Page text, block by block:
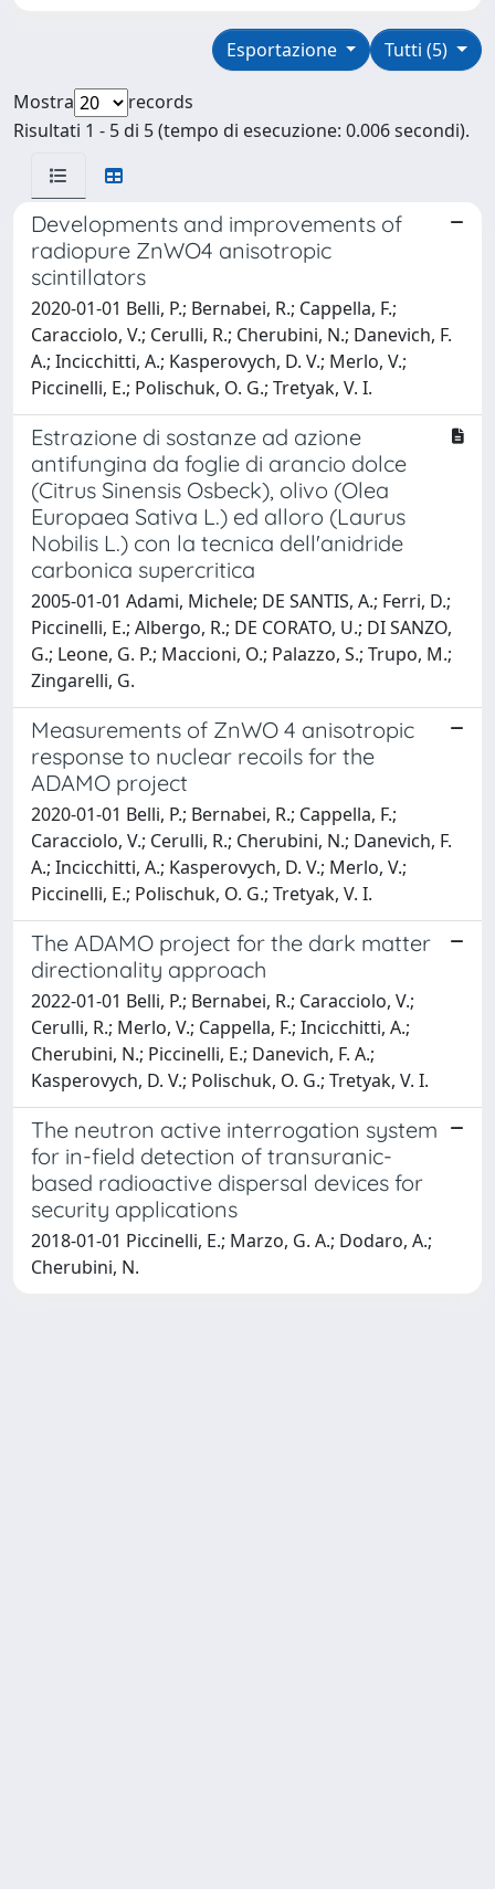
Tutti (5)
Esportazione
Mostra
records
Risultati 1 - 5 di 5 (tempo di esecuzione: 0.006 secondi).
Developments and improvements of
radiopure ZnWO4 anisotropic
scintillators
2020-01-01 Belli, P.; Bernabei, R.; Cappella, F.;
Caracciolo, V.; Cerulli, R.; Cherubini, N.; Danevich, F.
A.; Incicchitti, A.; Kasperovych, D. V.; Merlo, V.;
Piccinelli, E.; Polischuk, O. G.; Tretyak, V. I.
Estrazione di sostanze ad azione
antifungina da foglie di arancio dolce
(Citrus Sinensis Osbeck), olivo (Olea
Europaea Sativa L.) ed alloro (Laurus
Nobilis L.) con la tecnica dell'anidride
carbonica supercritica
2005-01-01 Adami, Michele; DE SANTIS, A.; Ferri, D.;
Piccinelli, E.; Albergo, R.; DE CORATO, U.; DI SANZO,
G.; Leone, G. P.; Maccioni, O.; Palazzo, S.; Trupo, M.;
Zingarelli, G.
Measurements of ZnWO 4 anisotropic
response to nuclear recoils for the
ADAMO project
2020-01-01 Belli, P.; Bernabei, R.; Cappella, F.;
Caracciolo, V.; Cerulli, R.; Cherubini, N.; Danevich, F.
A.; Incicchitti, A.; Kasperovych, D. V.; Merlo, V.;
Piccinelli, E.; Polischuk, O. G.; Tretyak, V. I.
The ADAMO project for the dark matter
directionality approach
2022-01-01 Belli, P.; Bernabei, R.; Caracciolo, V.;
Cerulli, R.; Merlo, V.; Cappella, F.; Incicchitti, A.;
Cherubini, N.; Piccinelli, E.; Danevich, F. A.;
Kasperovych, D. V.; Polischuk, O. G.; Tretyak, V. I.
The neutron active interrogation system
for in-field detection of transuranic-
based radioactive dispersal devices for
security applications
2018-01-01 Piccinelli, E.; Marzo, G. A.; Dodaro, A.;
Cherubini, N.